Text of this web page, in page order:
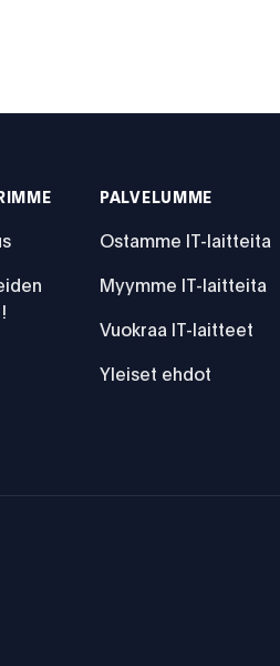
toteutumisessa
PALVELUMME
Ostamme IT-laitteita
Myymme IT-laitteita
Vuokraa IT-laitteet
Yleiset ehdot